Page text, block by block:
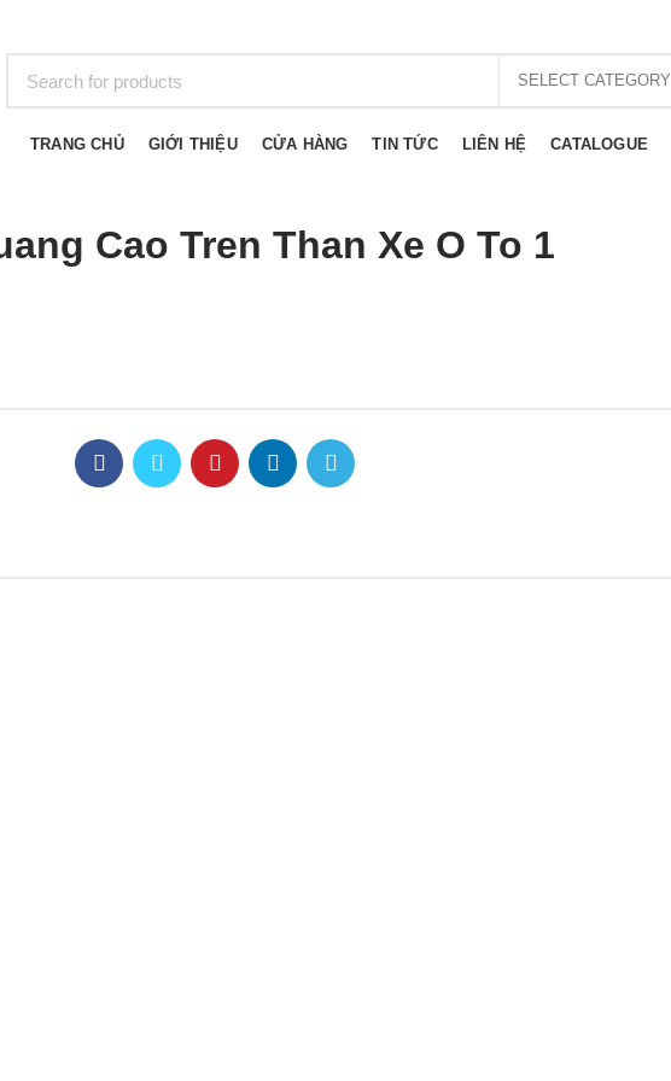
SELECT CATEGORY
TRANG CHỦ GIỚI THIỆU CỬA HÀNG TIN TỨC LIÊN HỆ CATALOGUE
Cao Tren Than Xe O To 1